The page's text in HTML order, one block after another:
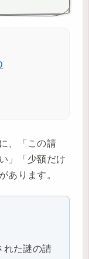
、「この請
」「少額だけ
あります。
れた謎の請